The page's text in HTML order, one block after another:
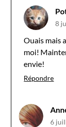
8
Ouais mais
moi!
envie!
Répondre
6